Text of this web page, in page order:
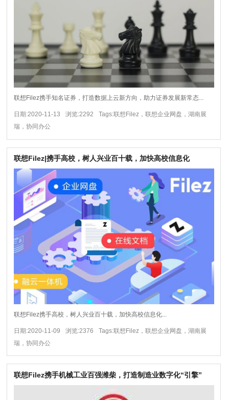
联想Filez携手知名证券，打造数据上云新方向，助力证券发展新常态...
日期:2020-11-13 浏览:2292
Tags:联想Filez，联想企业网盘，湖南展
瑞，协同办公
联想Filez|携手高校，树人兴业百十载，加快高校信息化
联想Filez携手高校，树人兴业百十载，加快高校信息化...
日期:2020-11-09 浏览:2376
Tags:联想Filez，联想企业网盘，湖南展
瑞，协同办公
联想Filez携手机械工业百强潍柴，打造制造业数字化“引擎”